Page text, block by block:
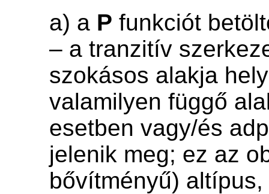
a) a P funkciót
– a tranzitív
szokásos alakja
valamilyen függő
esetben vagy/és
jelenik meg; ez az
bővítményű) altípus,